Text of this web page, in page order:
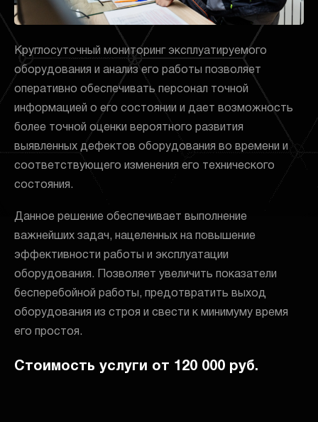
Круглосуточный мониторинг эксплуатируемого
оборудования и анализ его работы позволяет
оперативно обеспечивать персонал точной
информацией о его состоянии и дает возможность
более точной оценки вероятного развития
выявленных дефектов оборудования во времени и
соответствующего изменения его технического
состояния.
Данное решение обеспечивает выполнение
важнейших задач, нацеленных на повышение
эффективности работы и эксплуатации
оборудования. Позволяет увеличить показатели
бесперебойной работы, предотвратить выход
оборудования из строя и свести к минимуму время
его простоя.
Стоимость услуги от 120 000 руб.